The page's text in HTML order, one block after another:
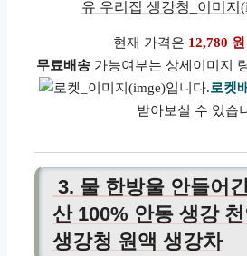
현재 가격은 12,780 원
무료배송가능여부는 상세이미지
로켓
받아보실 수 있습
3. 물 한방울 안들어
산 100% 안동 생강
생강청 원액 생강차